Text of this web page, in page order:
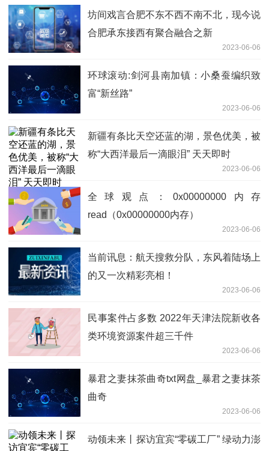
坊间戏言合肥不东不西不南不北，现今说
合肥承东接西有聚合融合之新
2023-06-06
环球滚动:剑河县南加镇：小桑蚕编织致
富“新丝路”
2023-06-06
新疆有条比天空还蓝的湖，景色优美，被
称“大西洋最后一滴眼泪” 天天即时
2023-06-06
全球观点：0x00000000内存
read（0x00000000内存）
2023-06-06
当前讯息：航天搜救分队，东风着陆场上
的又一次精彩亮相！
2023-06-06
民事案件占多数 2022年天津法院新收各
类环境资源案件超三千件
2023-06-06
暴君之妻抹茶曲奇txt网盘_暴君之妻抹茶
曲奇
2023-06-06
动领未来丨探访宜宾“零碳工厂” 绿动力澎